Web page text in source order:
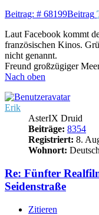
Beitrag: # 68199Beitrag
Laut Facebook kommt
französischen Kinos.
nicht genannt.
Freund großzügiger
Nach oben
Erik
AsterIX Druid
Beiträge: 8354
Registriert: 8.
Wohnort:
Re: Fünfter
Seidenstraße
Zitieren